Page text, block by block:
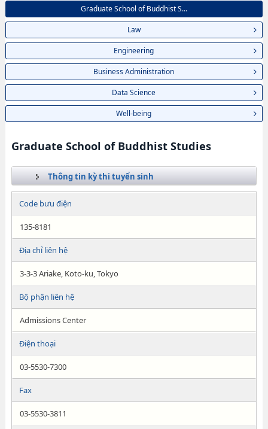
Graduate School of Buddhist S...
Law
Engineering
Business Administration
Data Science
Well-being
Graduate School of Buddhist Studies
Thông tin kỳ thi tuyển sinh
Code bưu điện
135-8181
Địa chỉ liên hệ
3-3-3 Ariake, Koto-ku, Tokyo
Bộ phận liên hệ
Admissions Center
Điện thoại
03-5530-7300
Fax
03-5530-3811